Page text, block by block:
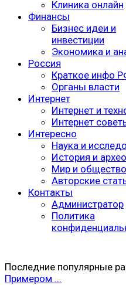
Клиника онлайн
Финансы
Бизнес идеи и
инвестиции
Экономика и
Россия
Краткое инфо
Органы власти
Интернет
Интернет и
Интернет
Интересно
Наука и
История и
Мир и общество
Авторские
Контакты
Администратор
Политика
Последние популярные
Примером ...